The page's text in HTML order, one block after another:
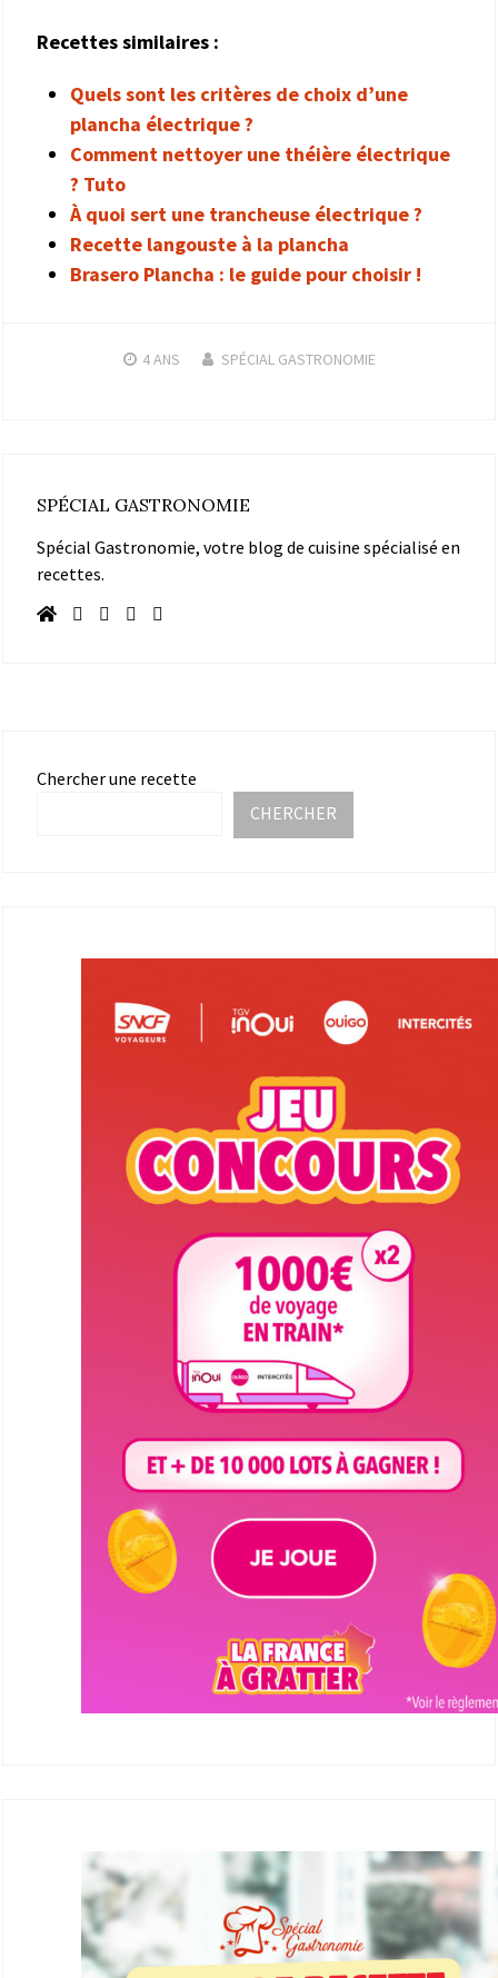
Recettes similaires :
Quels sont les critères de choix d’une
plancha électrique ?
Comment nettoyer une théière électrique
? Tuto
À quoi sert une trancheuse électrique ?
Recette langouste à la plancha
Brasero Plancha : le guide pour choisir !
4 ANS SPÉCIAL GASTRONOMIE
SPÉCIAL GASTRONOMIE
Spécial Gastronomie, votre blog de cuisine spécialisé en
recettes.
Chercher une recette
CHERCHER